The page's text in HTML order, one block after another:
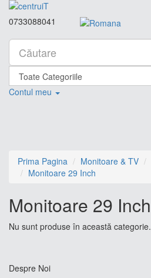
0733088041
Contul meu
Prima Pagina Monitoare & TV
Monitoare 29 Inch
Monitoare 29 Inch
Nu sunt produse în această categorie.
Despre Noi